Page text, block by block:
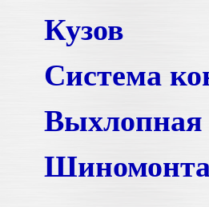
Кузов
Система
Выхлопная